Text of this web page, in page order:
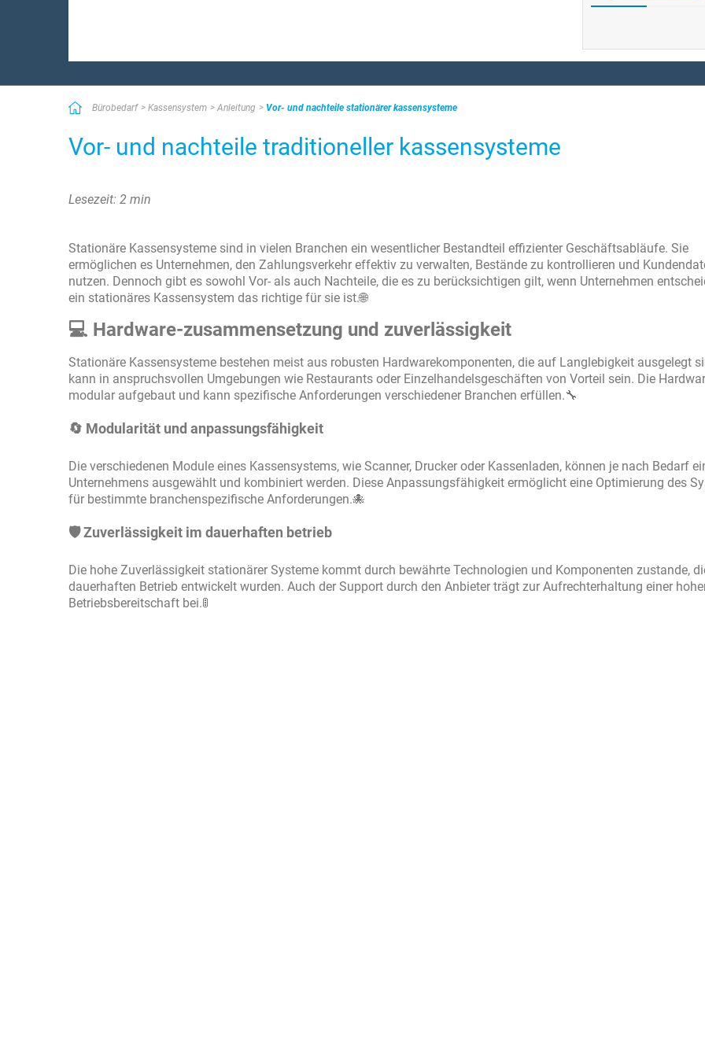
Bürobedarf Kassensystem Anleitung Vor- und nachteile stationärer kassensysteme
Vor- und nachteile traditioneller kassensysteme
Lesezeit: 2 min
Stationäre Kassensysteme sind in vielen Branchen ein wesentlicher Bestandteil effizienter Geschäftsabläufe. Sie
ermöglichen es Unternehmen, den Zahlungsverkehr effektiv zu verwalten, Bestände zu kontrollieren und
nutzen. Dennoch gibt es sowohl Vor- als auch Nachteile, die es zu berücksichtigen gilt, wenn Unternehmen
ein stationäres Kassensystem das richtige für sie ist.🌐
💻 Hardware-zusammensetzung und zuverlässigkeit
Stationäre Kassensysteme bestehen meist aus robusten Hardwarekomponenten, die auf Langlebigkeit ausgelegt
kann in anspruchsvollen Umgebungen wie Restaurants oder Einzelhandelsgeschäften von Vorteil sein. Die
modular aufgebaut und kann spezifische Anforderungen verschiedener Branchen erfüllen.🔧
🔄 Modularität und anpassungsfähigkeit
Die verschiedenen Module eines Kassensystems, wie Scanner, Drucker oder Kassenladen, können je nach Bedarf
Unternehmens ausgewählt und kombiniert werden. Diese Anpassungsfähigkeit ermöglicht eine Optimierung des
für bestimmte branchenspezifische Anforderungen.🐙
🛡️ Zuverlässigkeit im dauerhaften betrieb
Die hohe Zuverlässigkeit stationärer Systeme kommt durch bewährte Technologien und Komponenten zustande,
dauerhaften Betrieb entwickelt wurden. Auch der Support durch den Anbieter trägt zur Aufrechterhaltung einer
Betriebsbereitschaft bei.🚦